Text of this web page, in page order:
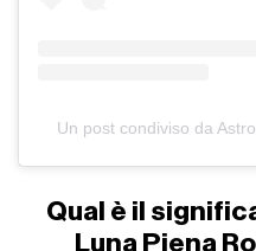
Un post condiviso da
Qual è il
Luna Piena